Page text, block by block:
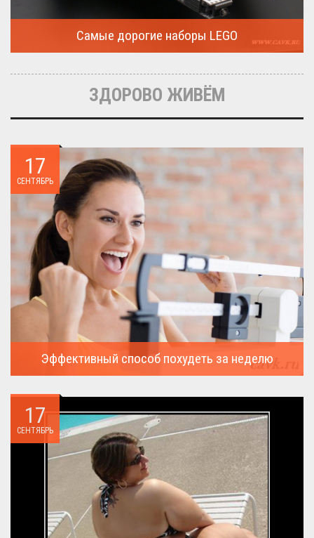
Самые дорогие наборы LEGO
дорогие...
ЗДОРОВО ЖИВЁМ
17
СЕНТЯБРЬ
Эффективный способ похудеть за неделю
всегда...
17
СЕНТЯБРЬ